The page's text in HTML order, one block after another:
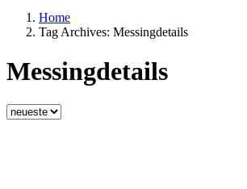
Home
Tag Archives: Messingdetails
Messingdetails